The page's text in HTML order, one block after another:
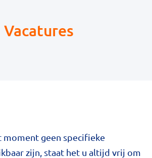
Vacatures
moment geen specifieke
zijn, staat het u altijd vrij om